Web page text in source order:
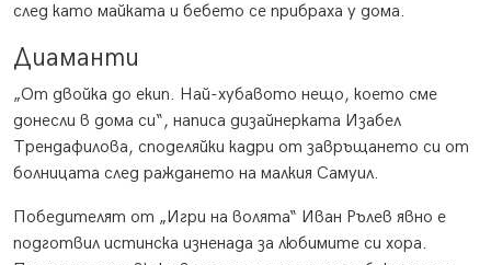
след като майката и бебето се прибраха у дома.
Диаманти
„От двойка до екип. Най-хубавото нещо, което сме
донесли в дома си“, написа дизайнерката Изабел
Трендафилова, споделяйки кадри от завръщането си от
болницата след раждането на малкия Самуил.
Победителят от „Игри на волята“ Иван Рълев явно е
подготвил истинска изненада за любимите си хора.